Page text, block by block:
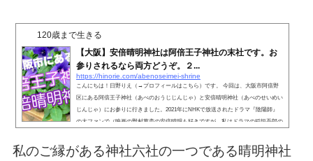
120歳まで生きる
【大阪】安倍晴明神社は阿倍王子神社の末社です。お
参りされるなら両方どうぞ。２...
https://hinorie.com/abenoseimei-shrine
こんにちは！日野りえ（→プロフィールはこちら）です。 今回は、大阪市阿倍野
区にある阿倍王子神社（あべのおうじじんじゃ）と安倍晴明神社（あべのせいめい
じんじゃ）にお参りに行きました。2021年にNHKで放送されたドラマ『陰陽師』
の大ファンで（映画の野村萬斎の安倍晴明も好きですが、私はドラマの稲垣吾郎の
くりました。『陰陽師』とは平安時代に活躍した安倍晴明の活躍を描いた小説で
す。漫画、映画、ドラマになりました。大阪の安倍晴明神社...
私のご縁がある神社六社の一つである晴明神社